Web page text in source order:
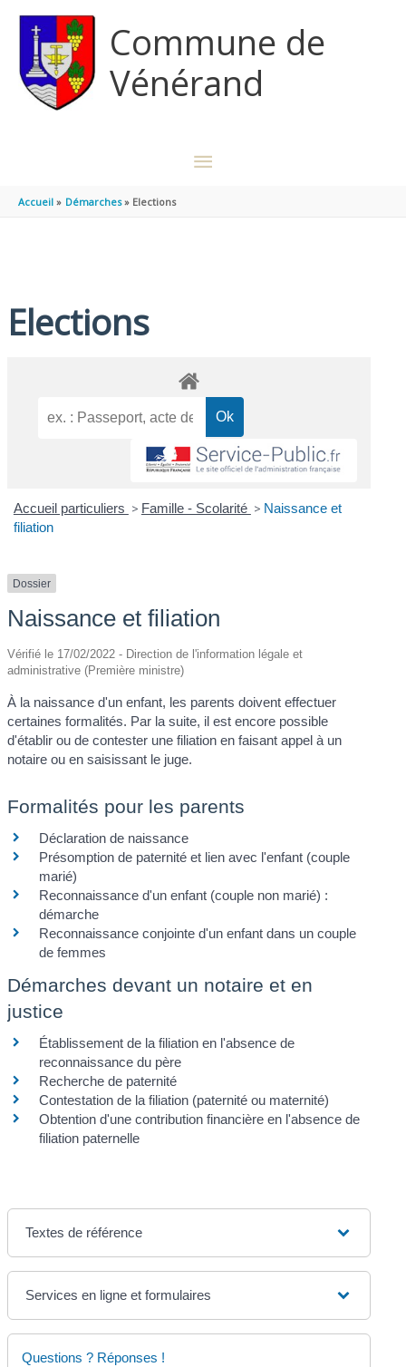
Commune de
Vénérand
MENU
Accueil Démarches Elections
Elections
Accueil particuliers > Famille - Scolarité > Naissance et
filiation
Dossier
Naissance et filiation
Vérifié le 17/02/2022 - Direction de l'information légale et
administrative (Première ministre)
À la naissance d'un enfant, les parents doivent effectuer
certaines formalités. Par la suite, il est encore possible
d'établir ou de contester une filiation en faisant appel à un
notaire ou en saisissant le juge.
Formalités pour les parents
Déclaration de naissance
Présomption de paternité et lien avec l'enfant (couple
marié)
Reconnaissance d'un enfant (couple non marié) :
démarche
Reconnaissance conjointe d'un enfant dans un couple
de femmes
Démarches devant un notaire et en
justice
Établissement de la filiation en l'absence de
reconnaissance du père
Recherche de paternité
Contestation de la filiation (paternité ou maternité)
Obtention d'une contribution financière en l'absence de
filiation paternelle
Textes de référence
Services en ligne et formulaires
Questions ? Réponses !